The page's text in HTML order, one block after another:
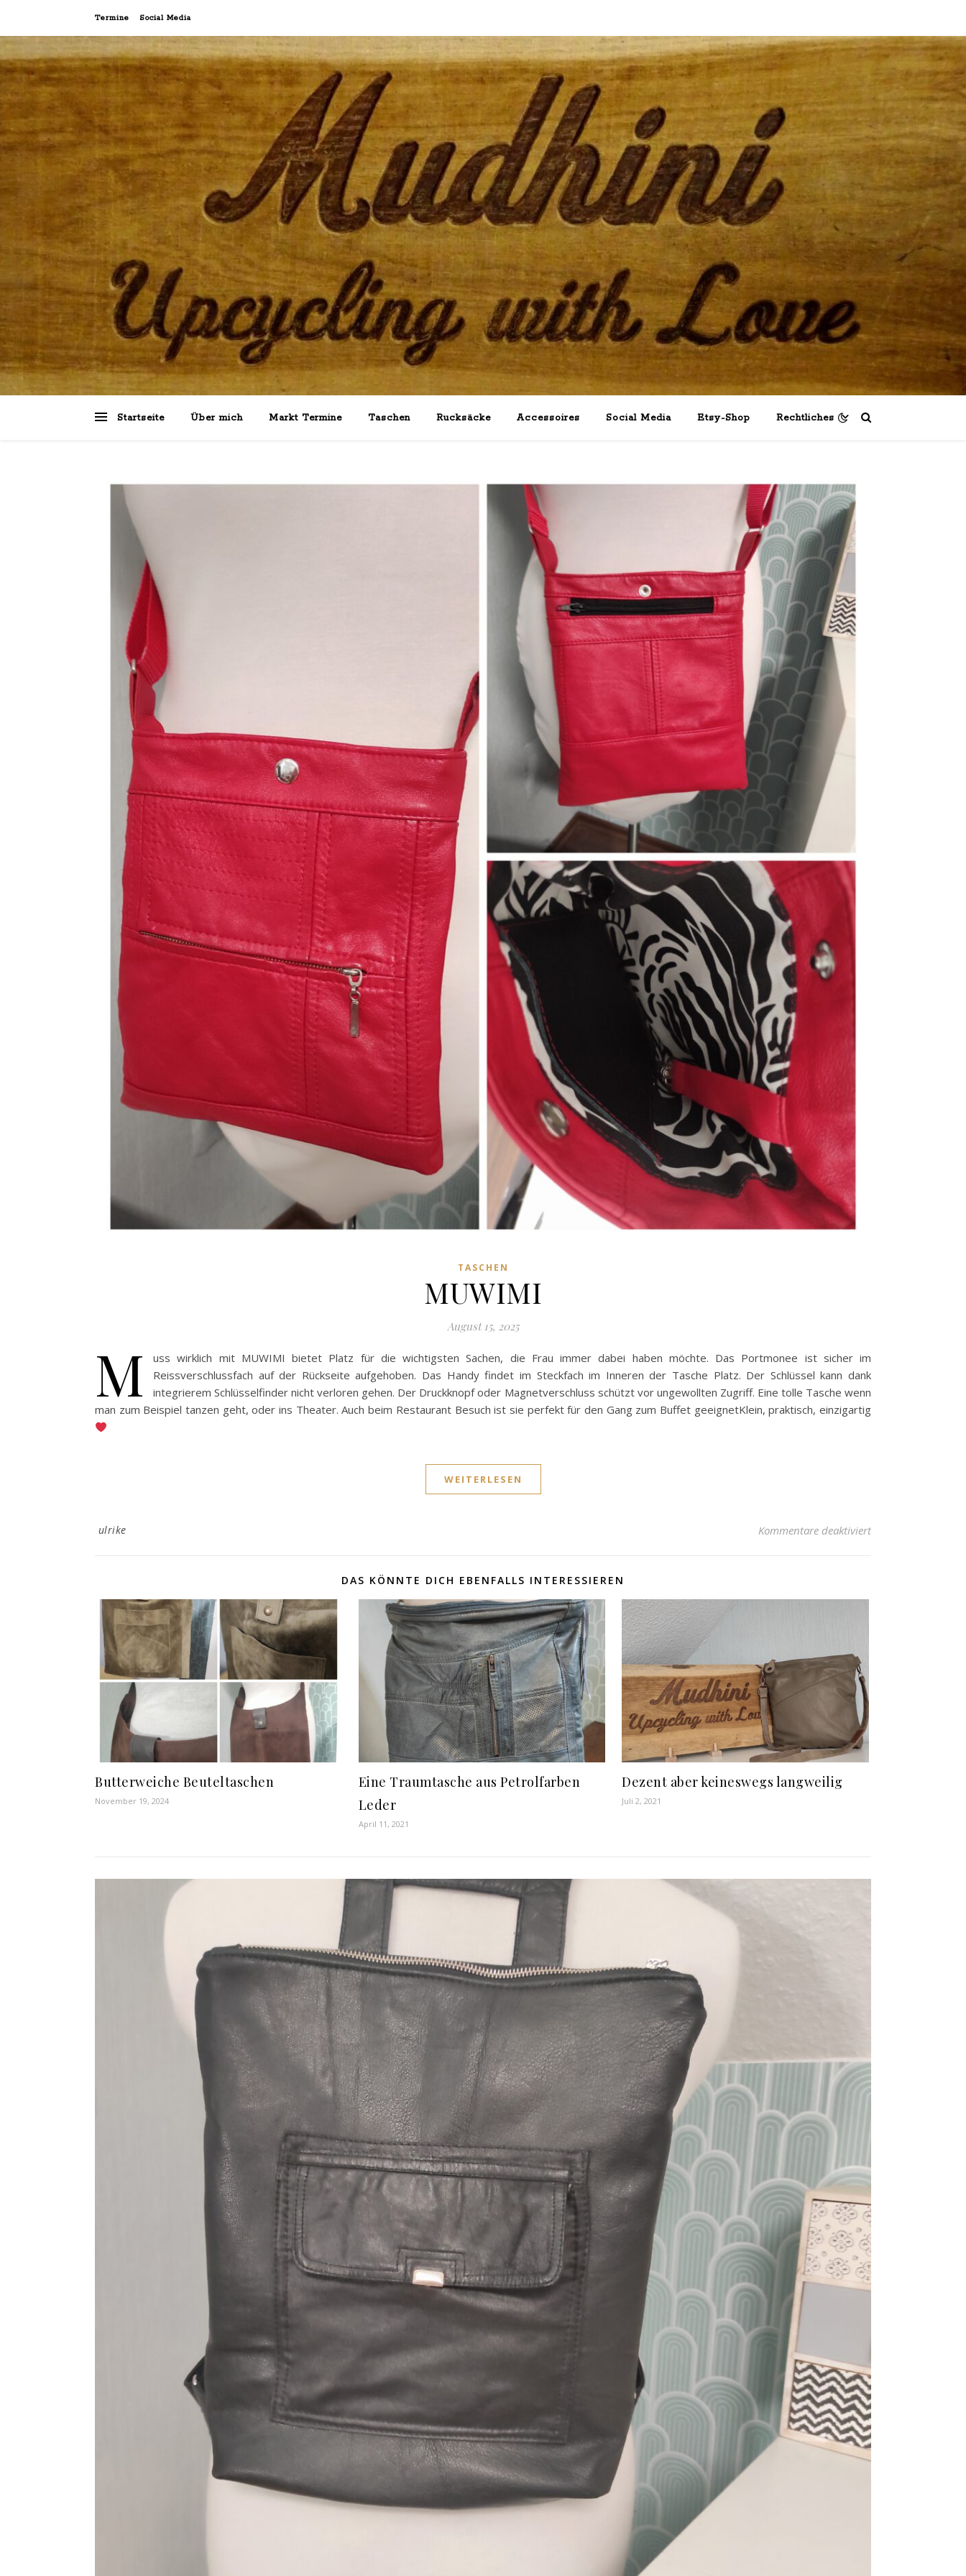
Termine Social Media
Startseite Über mich Markt Termine Taschen Rucksäcke Accessoires Social Media Etsy-Shop Rechtliches
TASCHEN
MUWIMI
August 15, 2025
M
uss wirklich mit MUWIMI bietet Platz für die wichtigsten Sachen, die Frau immer dabei haben möchte. Das Portmonee ist sicher im
Reissverschlussfach auf der Rückseite aufgehoben. Das Handy findet im Steckfach im Inneren der Tasche Platz. Der Schlüssel kann dank
integrierem Schlüsselfinder nicht verloren gehen. Der Druckknopf oder Magnetverschluss schützt vor ungewollten Zugriff. Eine tolle Tasche wenn
man zum Beispiel tanzen geht, oder ins Theater. Auch beim Restaurant Besuch ist sie perfekt für den Gang zum Buffet geeignetKlein, praktisch, einzigartig
WEITERLESEN
ulrike Kommentare deaktiviertfür MUWIMI
DAS KÖNNTE DICH EBENFALLS INTERESSIEREN
Butterweiche Beuteltaschen
November 19, 2024
Eine Traumtasche aus Petrolfarben
Leder
April 11, 2021
Dezent aber keineswegs langweilig
Juli 2, 2021